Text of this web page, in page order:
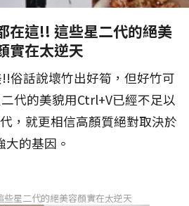
在這!! 這些星二代的絕美
實在太逆天
俗話說壞竹出好筍，但好竹可
代的美貌用Ctrl+V已經不足以
，就更相信高顏質絕對取決於
大的基因。
些星二代的絕美容顏實在太逆天